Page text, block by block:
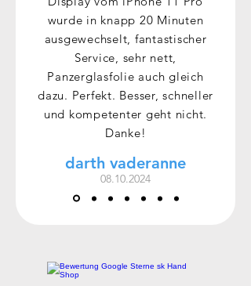
wurde in knapp 20 Minuten
ausgewechselt, fantastischer
Service, sehr nett,
Panzerglasfolie auch gleich
dazu. Perfekt. Besser, schneller
und kompetenter geht nicht.
Danke!
darth vaderanne
08.10.2024